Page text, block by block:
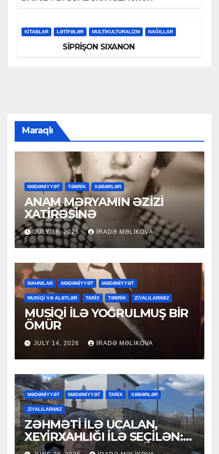
KİTABLAR LƏTIFƏLƏR MULTIKULTURALIZM NAĞILLAR
SİPRİŞON SIXANON
Maraqlı
MƏDƏNİYYƏT TƏBRİK XƏBƏRLƏR
ANAM MƏRYAMIN ƏZİZİ
XATİRƏSİNƏ
JULY 16, 2026 İRADƏ MƏLIKOVA
MAHNILAR MƏDƏNİYYƏT MƏDƏNİYYƏT
MUSİQİ VƏ ALƏTLƏR TARİX TƏBRİK ZİYALILARIMIZ
MUSİQİ İLƏ YOĞRULMUŞ BİR
ÖMÜR
JULY 14, 2026 İRADƏ MƏLIKOVA
MƏDƏNİYYƏT MƏDƏNİYYƏT TARİX XƏBƏRLƏR
ZİYALILARIMIZ
ZƏHMƏTİ İLƏ UCALAN,
XEYİRXAHLIĞI İLƏ SEÇİLƏN:
HACI RAMAZAN QULİYEV